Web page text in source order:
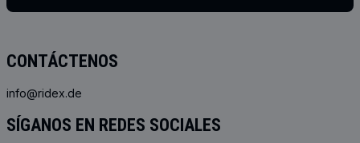
CONTÁCTENOS
info@ridex.de
SÍGANOS EN REDES SOCIALES